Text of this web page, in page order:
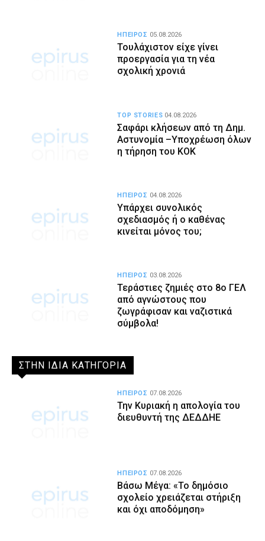
Τουλάχιστον είχε γίνει
προεργασία για τη νέα
σχολική χρονιά
ΗΠΕΙΡΟΣ 05.08.2026
Σαφάρι κλήσεων από τη Δημ.
Αστυνομία –Υποχρέωση όλων
η τήρηση του ΚΟΚ
TOP STORIES 04.08.2026
Υπάρχει συνολικός
σχεδιασμός ή ο καθένας
κινείται μόνος του;
ΗΠΕΙΡΟΣ 04.08.2026
Τεράστιες ζημιές στο 8ο ΓΕΛ
από αγνώστους που
ζωγράφισαν και ναζιστικά
σύμβολα!
ΗΠΕΙΡΟΣ 03.08.2026
ΣΤΗΝ ΙΔΙΑ ΚΑΤΗΓΟΡΙΑ
Την Κυριακή η απολογία του
διευθυντή της ΔΕΔΔΗΕ
ΗΠΕΙΡΟΣ 07.08.2026
Βάσω Μέγα: «Το δημόσιο
σχολείο χρειάζεται στήριξη
και όχι αποδόμηση»
ΗΠΕΙΡΟΣ 07.08.2026